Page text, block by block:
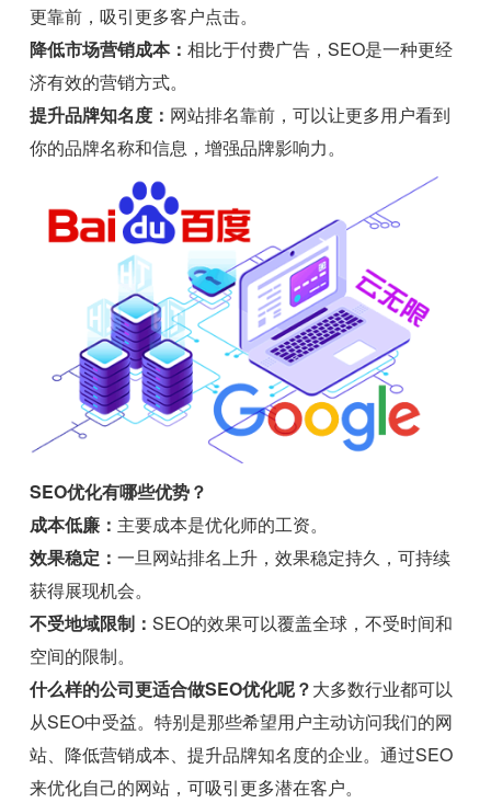
更靠前，吸引更多客户点击。
降低市场营销成本：相比于付费广告，SEO是一种更经
济有效的营销方式。
提升品牌知名度： 网站排名靠前，可以让更多用户看到
你的品牌名称和信息，增强品牌影响力。
SEO优化有哪些优势？
成本低廉： 主要成本是优化师的工资。
效果稳定：一旦网站排名上升，效果稳定持久，可持续
获得展现机会。
不受地域限制：SEO的效果可以覆盖全球，不受时间和
空间的限制。
什么样的公司更适合做SEO优化呢？大多数行业都可以
从SEO中受益。特别是那些希望用户主动访问我们的网
站、降低营销成本、提升品牌知名度的企业。通过SEO
来优化自己的网站，可吸引更多潜在客户。